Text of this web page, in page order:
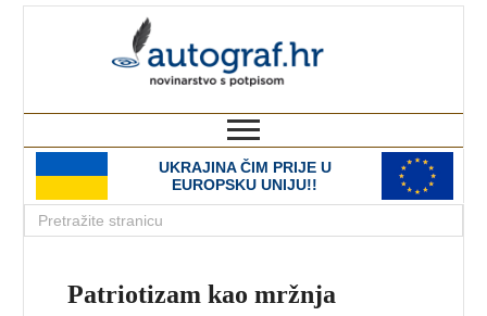
UKRAJINA ČIM PRIJE U
EUROPSKU UNIJU!!
Patriotizam kao mržnja